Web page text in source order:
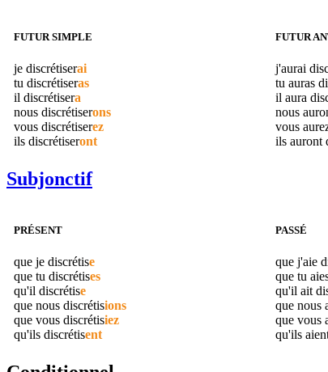
FUTUR SIMPLE
je discrétiserai
tu discrétiseras
il discrétisera
nous discrétiserons
vous discrétiserez
ils discrétiseront
FUTUR
j'aurai
tu auras
il aura
nous
vous
ils auront
Subjonctif
PRÉSENT
que je discrétise
que tu discrétises
qu'il discrétise
que nous discrétisions
que vous discrétisiez
qu'ils discrétisent
PASSÉ
que j'aie
que tu
qu'il ait
que nous
que vous
qu'ils